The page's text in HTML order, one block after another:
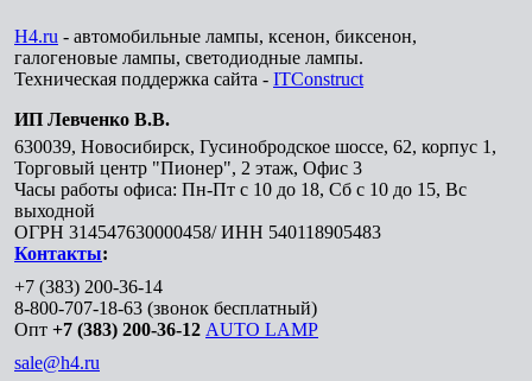
H4.ru - автомобильные лампы, ксенон, биксенон,
галогеновые лампы, светодиодные лампы.
Техническая поддержка сайта - ITConstruct
ИП Левченко В.В.
630039, Новосибирск, Гусинобродское шоссе, 62, корпус 1,
Торговый центр "Пионер", 2 этаж, Офис 3
Часы работы офиса: Пн-Пт с 10 до 18, Сб с 10 до 15, Вс
выходной
ОГРН 314547630000458/ ИНН 540118905483
Контакты:
+7 (383) 200-36-14
8-800-707-18-63 (звонок бесплатный)
Опт +7 (383) 200-36-12 AUTO LAMP
sale@h4.ru